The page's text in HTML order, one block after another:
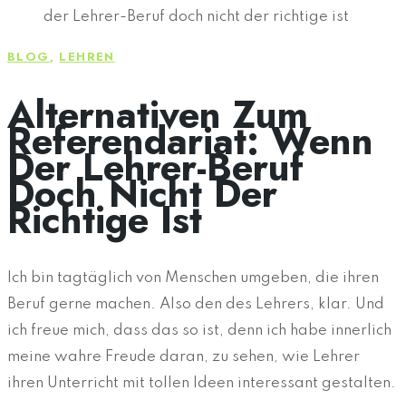
BLOG , LEHREN
Alternativen Zum
Referendariat: Wenn
Der Lehrer-Beruf
Doch Nicht Der
Richtige Ist
Ich bin tagtäglich von Menschen umgeben, die ihren
Beruf gerne machen. Also den des Lehrers, klar. Und
ich freue mich, dass das so ist, denn ich habe innerlich
meine wahre Freude daran, zu sehen, wie Lehrer
ihren Unterricht mit tollen Ideen interessant gestalten.